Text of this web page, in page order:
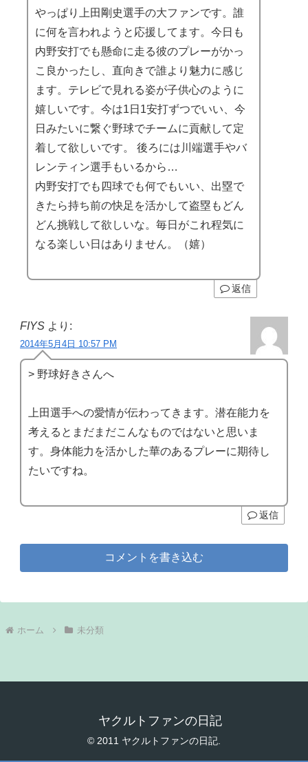
やっぱり上田剛史選手の大ファンです。誰
に何を言われようと応援してます。今日も
内野安打でも懸命に走る彼のプレーがかっ
こ良かったし、直向きで誰より魅力に感じ
ます。テレビで見れる姿が子供心のように
嬉しいです。今は1日1安打ずつでいい、今
日みたいに繋ぐ野球でチームに貢献して定
着して欲しいです。 後ろには川端選手やバ
レンティン選手もいるから…
内野安打でも四球でも何でもいい、出塁で
きたら持ち前の快足を活かして盗塁もどん
どん挑戦して欲しいな。毎日がこれ程気に
なる楽しい日はありません。（嬉）
返信
FIYS より:
2014年5月4日 10:57 PM
> 野球好きさんへ
上田選手への愛情が伝わってきます。潜在能力を
考えるとまだまだこんなものではないと思いま
す。身体能力を活かした華のあるプレーに期待し
たいですね。
返信
コメントを書き込む
ホーム 未分類
ヤクルトファンの日記
© 2011 ヤクルトファンの日記.